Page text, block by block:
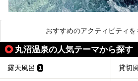
おすすめのアクティビティを
丸沼温泉の人気テーマから探す
露天風呂 1 貸切